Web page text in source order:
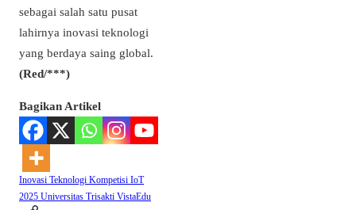
sebagai salah satu pusat
lahirnya inovasi teknologi
yang berdaya saing global.
(Red/***)
Bagikan Artikel
Inovasi Teknologi Kompetisi IoT
2025 Universitas Trisakti VistaEdu